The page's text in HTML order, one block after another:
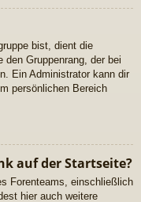
bist, dient die
den Gruppenrang, der bei
Ein Administrator kann dir
persönlichen Bereich
auf der Startseite?
Forenteams, einschließlich
hier auch weitere